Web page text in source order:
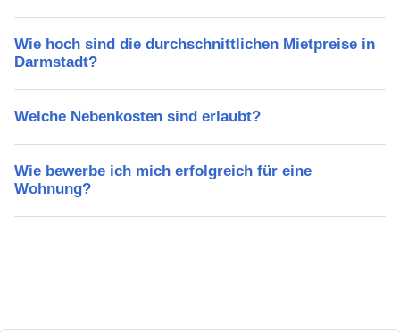
Wie hoch sind die durchschnittlichen Mietpreise in
Darmstadt?
Welche Nebenkosten sind erlaubt?
Wie bewerbe ich mich erfolgreich für eine
Wohnung?